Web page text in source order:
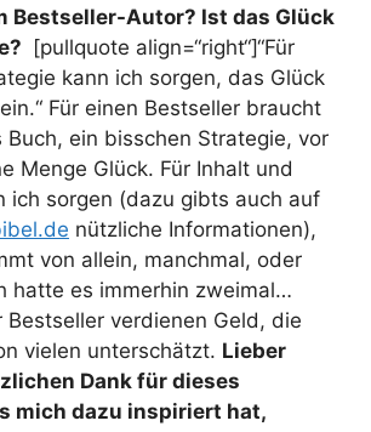
Bestseller-Autor? Ist das Glück
[pullquote align=“right“]“Für
kann ich sorgen, das Glück
Für einen Bestseller braucht
Buch, ein bisschen Strategie, vor
Menge Glück. Für Inhalt und
ich sorgen (dazu gibts auch auf
nützliche Informationen),
von allein, manchmal, oder
hatte es immerhin zweimal…
Bestseller verdienen Geld, die
vielen unterschätzt. Lieber
Dank für dieses
mich dazu inspiriert hat,